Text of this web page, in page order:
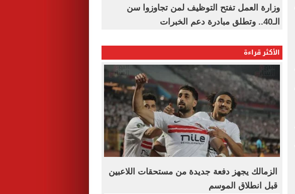
وزارة العمل تفتح التوظيف لمن تجاوزوا سن
الـ40.. وتطلق مبادرة دعم الخبرات
الأكثر قراءة
الزمالك يجهز دفعة جديدة من مستحقات اللاعبين
قبل انطلاق الموسم